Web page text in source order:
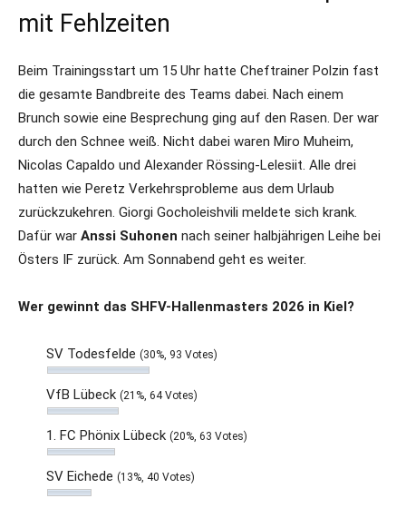
mit Fehlzeiten
Beim Trainingsstart um 15 Uhr hatte Cheftrainer Polzin fast
die gesamte Bandbreite des Teams dabei. Nach einem
Brunch sowie eine Besprechung ging auf den Rasen. Der war
durch den Schnee weiß. Nicht dabei waren Miro Muheim,
Nicolas Capaldo und Alexander Rössing-Lelesiit. Alle drei
hatten wie Peretz Verkehrsprobleme aus dem Urlaub
zurückzukehren. Giorgi Gocholeishvili meldete sich krank.
Dafür war Anssi Suhonen nach seiner halbjährigen Leihe bei
Östers IF zurück. Am Sonnabend geht es weiter.
Wer gewinnt das SHFV-Hallenmasters 2026 in Kiel?
SV Todesfelde (30%, 93 Votes)
VfB Lübeck (21%, 64 Votes)
1. FC Phönix Lübeck (20%, 63 Votes)
SV Eichede (13%, 40 Votes)